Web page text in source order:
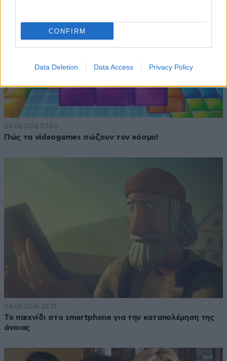
CONFIRM
Data Deletion Data Access Privacy Policy
24·06·2016 07:50
Πώς τα videogames σώζουν τον κόσμο!
04·05·2016 20:21
Το παιχνίδι στο smartphone για την καταπολέμηση της
άνοιας